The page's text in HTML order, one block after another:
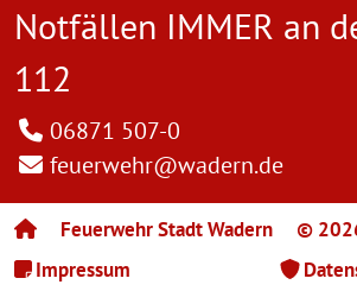
Notfällen IMMER an
112
06871 507-0
feuerwehr@wadern.de
Feuerwehr Stadt Wadern
©
Impressum